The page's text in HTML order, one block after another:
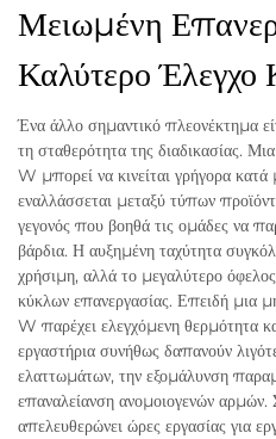
Μειωμένη
Καλύτερο Έλεγχο
Ένα άλλο σημαντικό πλεονέκτημα
τη σταθερότητα της διαδικασίας.
W μπορεί να κινείται γρήγορα
εναλλάσσεται μεταξύ τύπων
γεγονός που βοηθά τις ομάδες να
βάρδια. Η αυξημένη ταχύτητα
χρήσιμη, αλλά το μεγαλύτερο
κύκλων επανεργασίας. Επειδή μια
W παρέχει ελεγχόμενη θερμότητα
εργαστήρια συνήθως δαπανούν
ελαττωμάτων, την εξομάλυνση
επαναλείανση ανομοιογενών αρμών.
απελευθερώνει ώρες εργασίας για